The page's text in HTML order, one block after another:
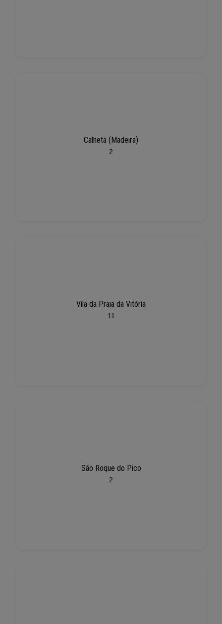
Calheta (Madeira)
2
Vila da Praia da Vitória
11
São Roque do Pico
2